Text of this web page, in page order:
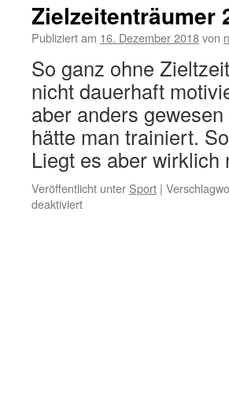
Zielzeitenträumer
Publiziert am 16. Dezember 2018von
So ganz ohne
nicht dauerhaft
aber anders
hätte man trainiert.
Liegt es aber
Veröffentlicht unter Sport |
deaktiviertfür